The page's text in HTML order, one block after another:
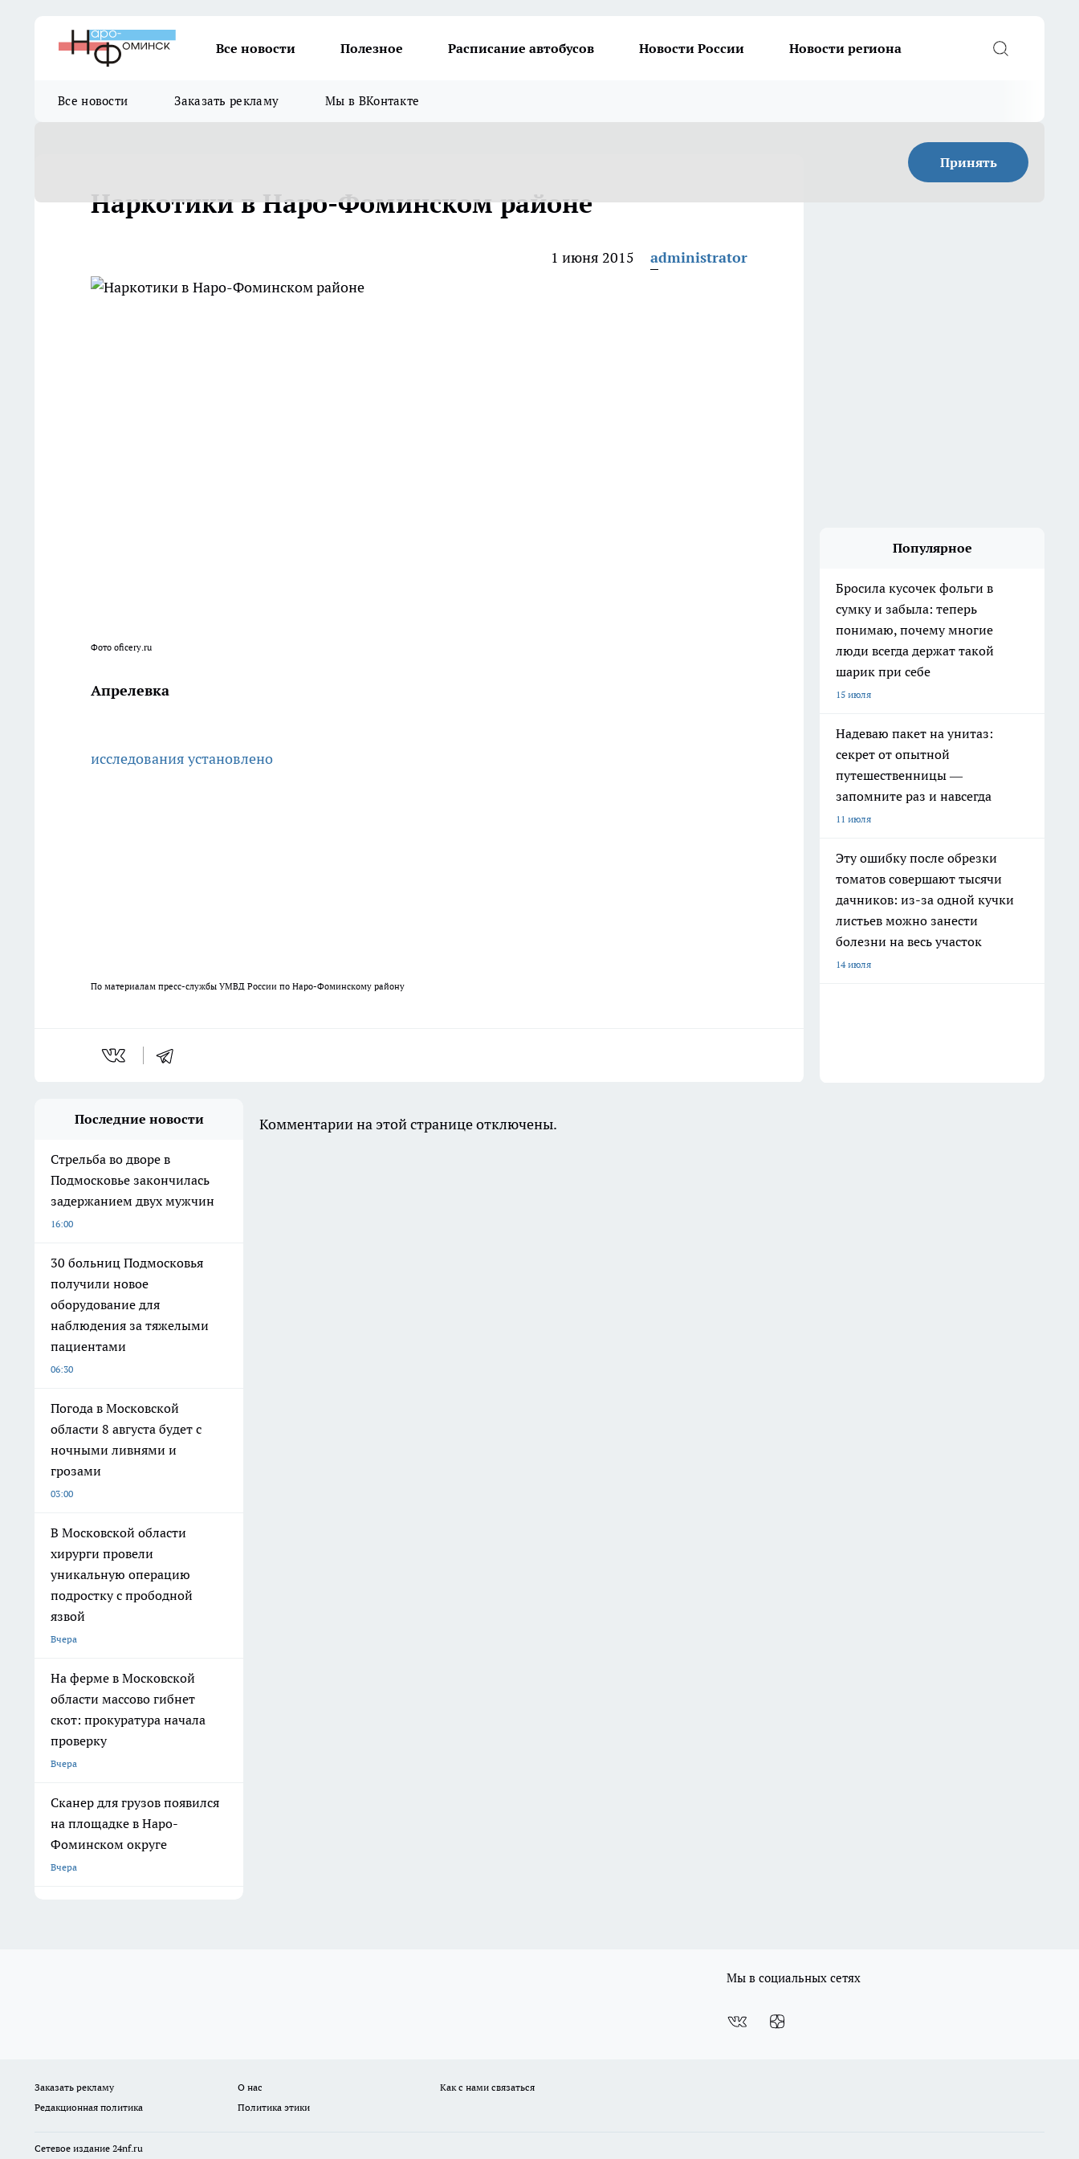
Все новости Полезное Расписание автобусов Новости России Новости региона
Все новости Заказать рекламу Мы в ВКонтакте
Принять
Наркотики в Наро-Фоминском районе
1 июня 2015 administrator
Фото oficery.ru
Апрелевка
исследования установлено
По материалам пресс-службы УМВД России по Наро-Фоминскому району
Популярное
Бросила кусочек фольги в
сумку и забыла: теперь
понимаю, почему многие
люди всегда держат такой
шарик при себе
15 июля
Надеваю пакет на унитаз:
секрет от опытной
путешественницы —
запомните раз и навсегда
11 июля
Эту ошибку после обрезки
томатов совершают тысячи
дачников: из-за одной кучки
листьев можно занести
болезни на весь участок
14 июля
Последние новости
Стрельба во дворе в
Подмосковье закончилась
задержанием двух мужчин
16:00
30 больниц Подмосковья
получили новое
оборудование для
наблюдения за тяжелыми
пациентами
06:30
Погода в Московской
области 8 августа будет с
ночными ливнями и
грозами
03:00
В Московской области
хирурги провели
уникальную операцию
подростку с прободной
язвой
Вчера
На ферме в Московской
области массово гибнет
скот: прокуратура начала
проверку
Вчера
Сканер для грузов появился
на площадке в Наро-
Фоминском округе
Вчера
Комментарии на этой странице отключены.
Мы в социальных сетях
Заказать рекламу О нас
Как с нами связаться
Редакционная политика
Политика этики
Сетевое издание 24nf.ru